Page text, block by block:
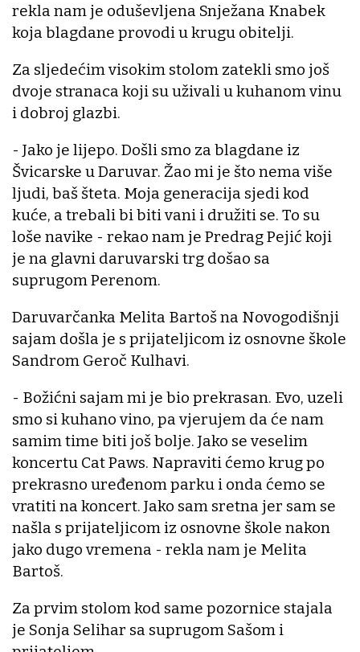
rekla nam je oduševljena Snježana Knabek
koja blagdane provodi u krugu obitelji.
Za sljedećim visokim stolom zatekli smo još
dvoje stranaca koji su uživali u kuhanom vinu
i dobroj glazbi.
- Jako je lijepo. Došli smo za blagdane iz
Švicarske u Daruvar. Žao mi je što nema više
ljudi, baš šteta. Moja generacija sjedi kod
kuće, a trebali bi biti vani i družiti se. To su
loše navike - rekao nam je Predrag Pejić koji
je na glavni daruvarski trg došao sa
suprugom Perenom.
Daruvarčanka Melita Bartoš na Novogodišnji
sajam došla je s prijateljicom iz osnovne škole
Sandrom Geroč Kulhavi.
- Božićni sajam mi je bio prekrasan. Evo, uzeli
smo si kuhano vino, pa vjerujem da će nam
samim time biti još bolje. Jako se veselim
koncertu Cat Paws. Napraviti ćemo krug po
prekrasno uređenom parku i onda ćemo se
vratiti na koncert. Jako sam sretna jer sam se
našla s prijateljicom iz osnovne škole nakon
jako dugo vremena - rekla nam je Melita
Bartoš.
Za prvim stolom kod same pozornice stajala
je Sonja Selihar sa suprugom Sašom i